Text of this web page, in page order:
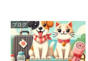
ブログ